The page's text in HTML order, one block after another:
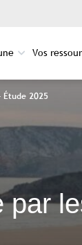
Vos
Étude 2025